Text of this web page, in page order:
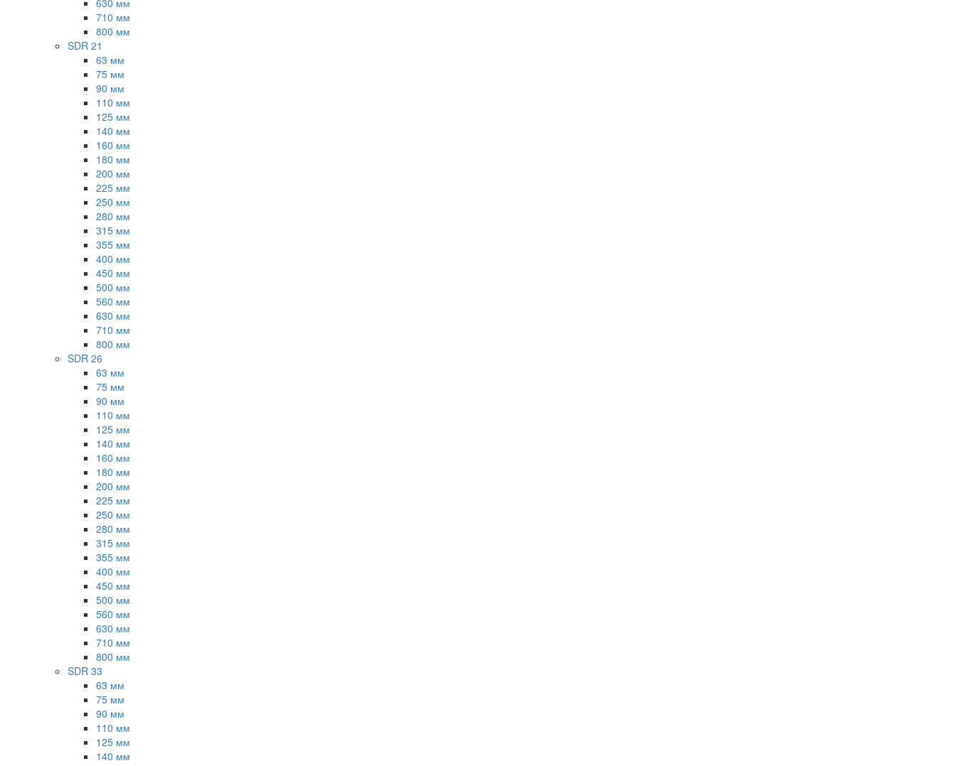
630 мм
710 мм
800 мм
SDR 21
63 мм
75 мм
90 мм
110 мм
125 мм
140 мм
160 мм
180 мм
200 мм
225 мм
250 мм
280 мм
315 мм
355 мм
400 мм
450 мм
500 мм
560 мм
630 мм
710 мм
800 мм
SDR 26
63 мм
75 мм
90 мм
110 мм
125 мм
140 мм
160 мм
180 мм
200 мм
225 мм
250 мм
280 мм
315 мм
355 мм
400 мм
450 мм
500 мм
560 мм
630 мм
710 мм
800 мм
SDR 33
63 мм
75 мм
90 мм
110 мм
125 мм
140 мм